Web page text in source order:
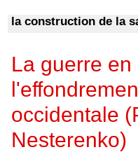
de la salle de bal
La guerre
occidentale
Nesterenko)